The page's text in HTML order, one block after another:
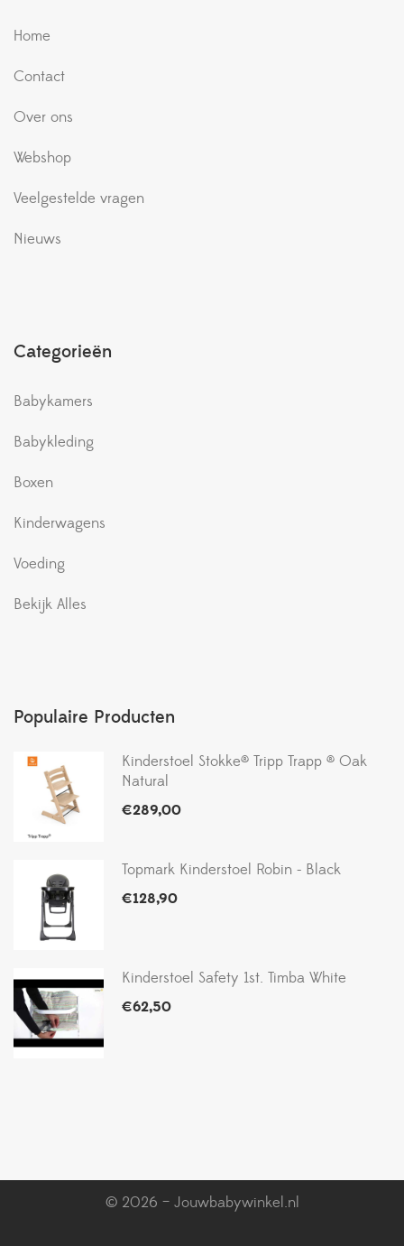
Home
Contact
Over ons
Webshop
Veelgestelde vragen
Nieuws
Categorieën
Babykamers
Babykleding
Boxen
Kinderwagens
Voeding
Bekijk Alles
Populaire Producten
Kinderstoel Stokke® Tripp Trapp ® Oak
Natural
€289,00
Topmark Kinderstoel Robin - Black
€128,90
Kinderstoel Safety 1st. Timba White
€62,50
© 2026 – Jouwbabywinkel.nl